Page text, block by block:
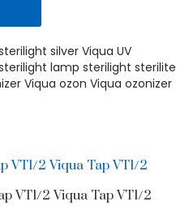
silver Viqua UV
lamp sterilight sterilite
Viqua ozon Viqua ozonizer
VT1/2 Viqua Tap VT1/2
VT1/2 Viqua Tap VT1/2